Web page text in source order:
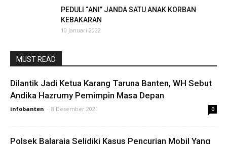
PEDULI “ANI” JANDA SATU ANAK KORBAN
KEBAKARAN
10 Januari 2022
MUST READ
Dilantik Jadi Ketua Karang Taruna Banten, WH Sebut
Andika Hazrumy Pemimpin Masa Depan
infobanten - 8 Desember 2021 0
Polsek Balaraja Selidiki Kasus Pencurian Mobil Yang